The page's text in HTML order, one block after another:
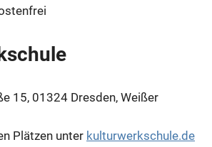
15, 01324 Dresden, Weißer
Plätzen unter kulturwerkschule.de